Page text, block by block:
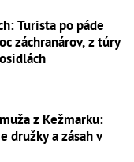
Turista po páde
záchranárov, z túry
z Kežmarku:
družky a zásah v